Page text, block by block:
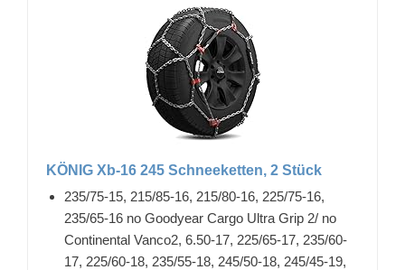
KÖNIG Xb-16 245 Schneeketten, 2 Stück
235/75-15, 215/85-16, 215/80-16, 225/75-16,
235/65-16 no Goodyear Cargo Ultra Grip 2/ no
Continental Vanco2, 6.50-17, 225/65-17, 235/60-
17, 225/60-18, 235/55-18, 245/50-18, 245/45-19,